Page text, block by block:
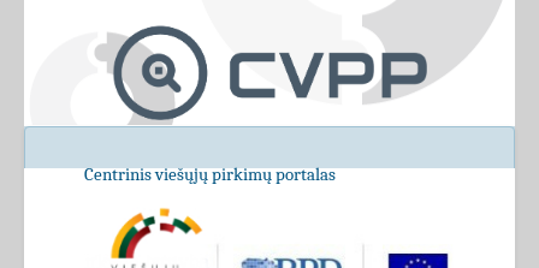
Centrinis viešųjų pirkimų portalas